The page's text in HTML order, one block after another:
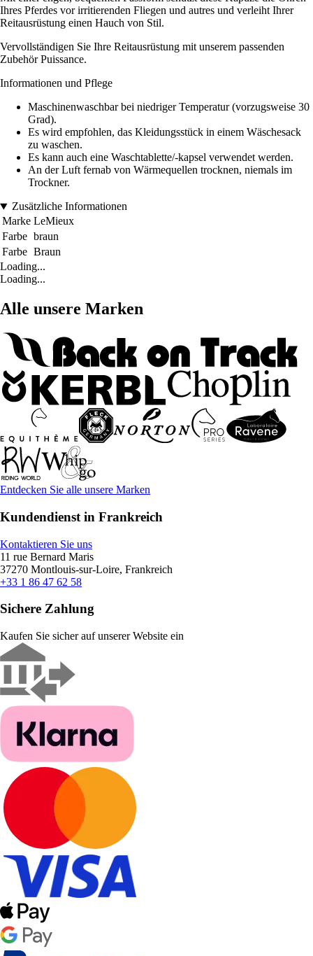
Ihres Pferdes vor irritierenden Fliegen und autres und verleiht Ihrer
Reitausrüstung einen Hauch von Stil.
Vervollständigen Sie Ihre Reitausrüstung mit unserem passenden
Zubehör Puissance.
Informationen und Pflege
Maschinenwaschbar bei niedriger Temperatur (vorzugsweise 30
Grad).
Es wird empfohlen, das Kleidungsstück in einem Wäschesack
zu waschen.
Es kann auch eine Waschtablette/-kapsel verwendet werden.
An der Luft fernab von Wärmequellen trocknen, niemals im
Trockner.
Zusätzliche Informationen
Marke LeMieux
Farbe braun
Farbe Braun
Loading...
Loading...
Alle unsere Marken
Entdecken Sie alle unsere Marken
Kundendienst in Frankreich
Kontaktieren Sie uns
11 rue Bernard Maris
37270 Montlouis-sur-Loire, Frankreich
+33 1 86 47 62 58
Sichere Zahlung
Kaufen Sie sicher auf unserer Website ein